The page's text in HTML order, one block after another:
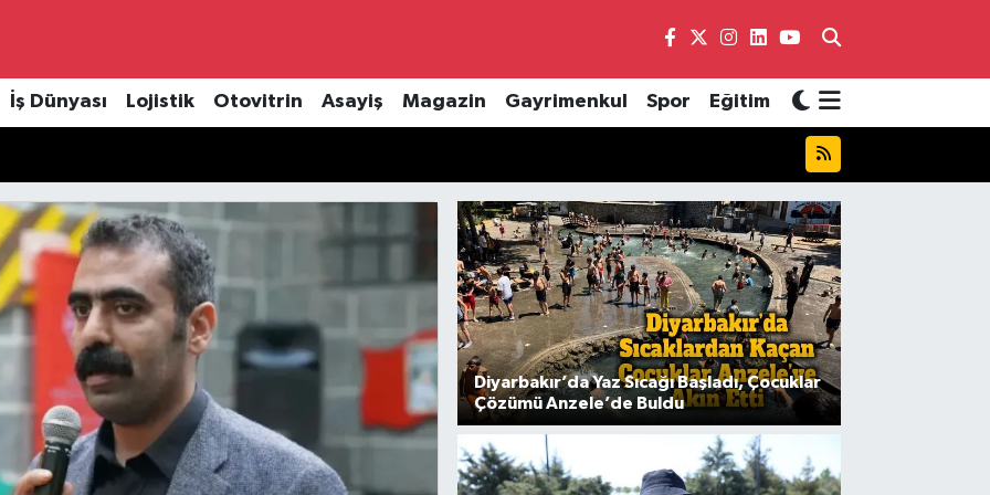
İş Dünyası Lojistik Otovitrin Asayiş Magazin Gayrimenkul Spor Eğitim
Diyarbakır’da Yaz Sıcağı Başladı, Çocuklar
Çözümü Anzele’de Buldu